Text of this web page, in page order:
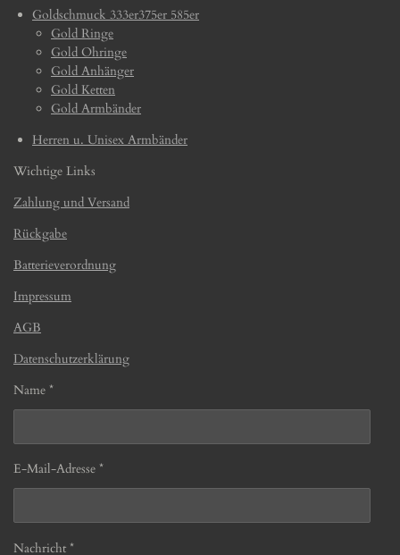
Goldschmuck 333er375er 585er
Gold Ringe
Gold Ohringe
Gold Anhänger
Gold Ketten
Gold Armbänder
Herren u. Unisex Armbänder
Wichtige Links
Zahlung und Versand
Rückgabe
Batterieverordnung
Impressum
AGB
Datenschutzerklärung
Name *
E-Mail-Adresse *
Nachricht *